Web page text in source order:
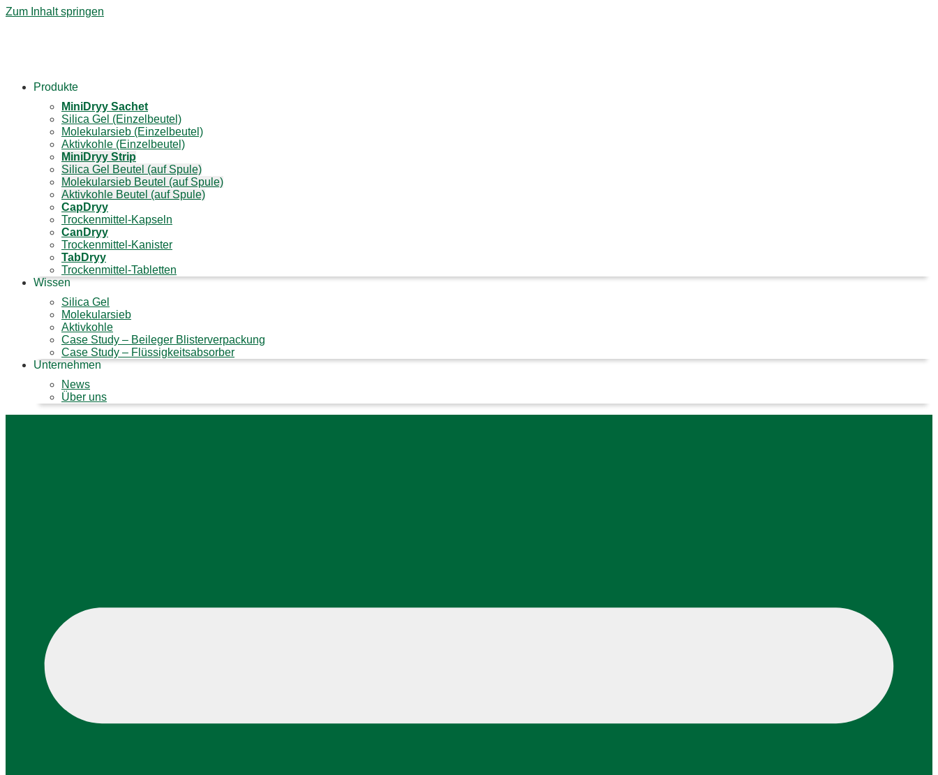
Zum Inhalt springen
Produkte
MiniDryy Sachet
Silica Gel (Einzelbeutel)
Molekularsieb (Einzelbeutel)
Aktivkohle (Einzelbeutel)
MiniDryy Strip
Silica Gel Beutel (auf Spule)
Molekularsieb Beutel (auf Spule)
Aktivkohle Beutel (auf Spule)
CapDryy
Trockenmittel-Kapseln
Can Dryy
Trockenmittel-Kanister
TabDryy
Trockenmittel-Tabletten
Wissen
Silica Gel
Molekularsieb
Aktivkohle
Case Study – Beileger Blisterverpackung
Case Study – Flüssigkeitsabsorber
Unternehmen
News
Über uns